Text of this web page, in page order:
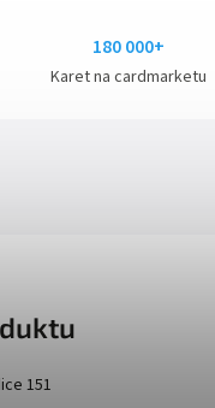
180 000+
Karet na cardmarketu
151